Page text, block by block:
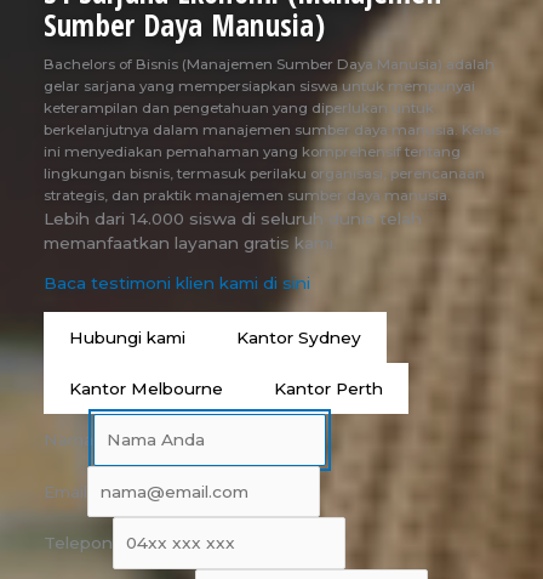
Sumber Daya Manusia)
Bachelors of Bisnis (Manajemen Sumber Daya Manusia) adalah
gelar sarjana yang mempersiapkan siswa untuk mempunyai
keterampilan dan pengetahuan yang diperlukan untuk
berkelanjutnya dalam manajemen sumber daya manusia. Kelas
ini menyediakan pemahaman yang komprehensif tentang
lingkungan bisnis, termasuk perilaku organisasi, perencanaan
strategis, dan praktik manajemen sumber daya manusia.
Lebih dari 14.000 siswa di seluruh dunia telah
memanfaatkan layanan gratis kami.
Baca testimoni klien kami di sini
Hubungi kami Kantor Sydney
Kantor Melbourne Kantor Perth
Nama
Email
Telepon